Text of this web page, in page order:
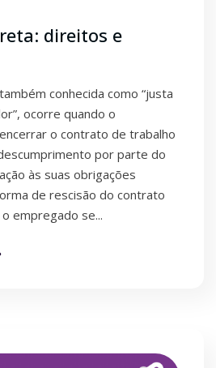
direitos e
conhecida como “justa
ocorre quando o
o contrato de trabalho
por parte do
às suas obrigações
de rescisão do contrato
empregado se...